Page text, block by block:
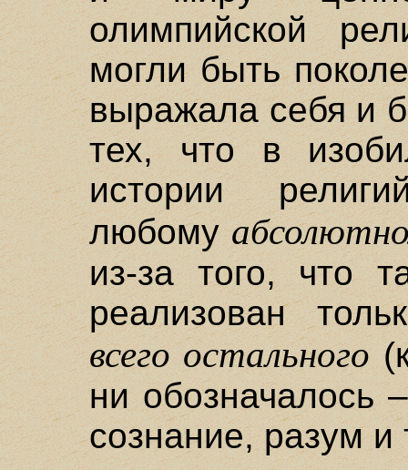
олимпийской
могли быть
выражала себя и
тех, что в
истории
любому
из-за того, что
реализован
всего остального
ни обозначалось
сознание, разум и